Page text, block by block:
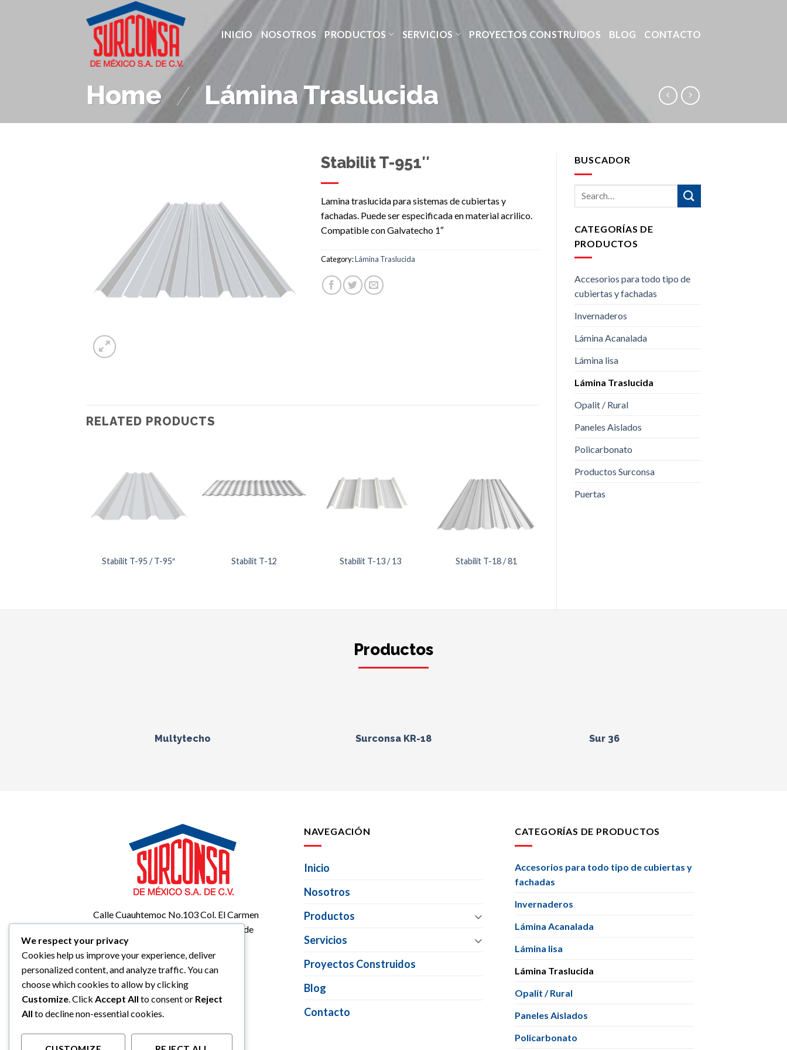
INICIO NOSOTROS PRODUCTOS SERVICIOS PROYECTOS CONSTRUIDOS BLOG CONTACTO
Home / Lámina Traslucida
Stabilit T-951″
Lamina traslucida para sistemas de cubiertas y
fachadas. Puede ser especificada en material acrilico.
Compatible con Galvatecho 1″
Category:Lámina Traslucida
RELATED PRODUCTS
Stabilit T-95 / T-95″ Stabilit T-12 Stabilit T-13 / 13 Stabilit T-18 / 81
BUSCADOR
CATEGORÍAS DE
PRODUCTOS
Accesorios para todo tipo de
cubiertas y fachadas
Invernaderos
Lámina Acanalada
Lámina lisa
Lámina Traslucida
Opalit / Rural
Paneles Aislados
Policarbonato
Productos Surconsa
Puertas
Productos
Multytecho Surconsa KR-18 Sur 36
Calle Cuauhtemoc No.103 Col. El Carmen
Totoltepec C.P 50240 Toluca, Estado de
Mexico.
Tel: (01 722) 2 11 42 03
Tel: (01 722) 2 11 42 16
Tel: (01 722) 2 11 72 88
vsuministros@surconsa.com
ventas@surconsa.com
NAVEGACIÓN
Inicio
Nosotros
Productos
Servicios
Proyectos Construidos
Blog
Contacto
CATEGORÍAS DE PRODUCTOS
Accesorios para todo tipo de cubiertas y
fachadas
Invernaderos
Lámina Acanalada
Lámina lisa
Lámina Traslucida
Opalit / Rural
Paneles Aislados
Policarbonato
We respect your privacy
Cookies help us improve your experience, deliver
personalized content, and analyze traffic. You can
choose which cookies to allow by clicking
Customize . Click Accept All to consent or Reject
All to decline non-essential cookies.